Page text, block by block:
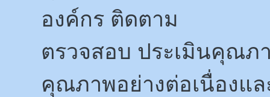
องค์กร ติดตาม
ตรวจสอบ ประเมินคุณภ
คุณภาพอย่างต่อเนื่องแล